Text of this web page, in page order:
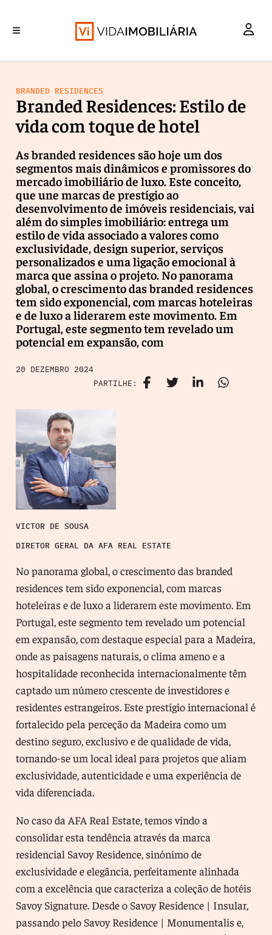
BRANDED RESIDENCES
Branded Residences: Estilo de
vida com toque de hotel
As branded residences são hoje um dos
segmentos mais dinâmicos e promissores do
mercado imobiliário de luxo. Este conceito,
que une marcas de prestígio ao
desenvolvimento de imóveis residenciais, vai
além do simples imobiliário: entrega um
estilo de vida associado a valores como
exclusividade, design superior, serviços
personalizados e uma ligação emocional à
marca que assina o projeto. No panorama
global, o crescimento das branded residences
tem sido exponencial, com marcas hoteleiras
e de luxo a liderarem este movimento. Em
Portugal, este segmento tem revelado um
potencial em expansão, com
20 DEZEMBRO 2024
PARTILHE:
VICTOR DE SOUSA
DIRETOR GERAL DA AFA REAL ESTATE
No panorama global, o crescimento das branded
residences tem sido exponencial, com marcas
hoteleiras e de luxo a liderarem este movimento. Em
Portugal, este segmento tem revelado um potencial
em expansão, com destaque especial para a Madeira,
onde as paisagens naturais, o clima ameno e a
hospitalidade reconhecida internacionalmente têm
captado um número crescente de investidores e
residentes estrangeiros. Este prestígio internacional é
fortalecido pela perceção da Madeira como um
destino seguro, exclusivo e de qualidade de vida,
tornando-se um local ideal para projetos que aliam
exclusividade, autenticidade e uma experiência de
vida diferenciada.
No caso da AFA Real Estate, temos vindo a
consolidar esta tendência através da marca
residencial Savoy Residence, sinónimo de
exclusividade e elegância, perfeitamente alinhada
com a excelência que caracteriza a coleção de hotéis
Savoy Signature. Desde o Savoy Residence | Insular,
passando pelo Savoy Residence | Monumentalis e,